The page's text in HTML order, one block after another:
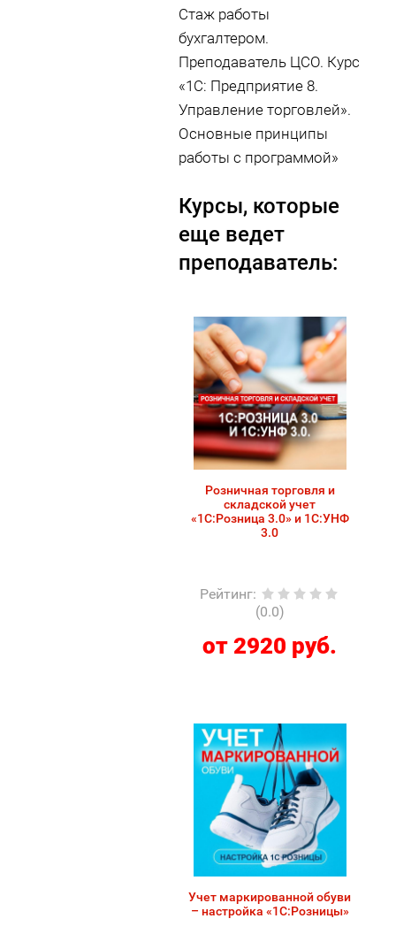
Стаж работы
бухгалтером.
Преподаватель ЦСО. Курс
«1С: Предприятие 8.
Управление торговлей».
Основные принципы
работы с программой»
Курсы, которые
еще ведет
преподаватель:
Розничная торговля и
складской учет
«1С:Розница 3.0» и 1С:УНФ
3.0
Рейтинг:
(0.0)
от 2920 руб.
Учет маркированной обуви
– настройка «1С:Розницы»